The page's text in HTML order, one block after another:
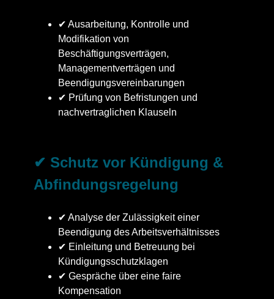
✔ Ausarbeitung, Kontrolle und
Modifikation von
Beschäftigungsverträgen,
Managementverträgen und
Beendigungsvereinbarungen
✔ Prüfung von Befristungen und
nachvertraglichen Klauseln
✔ Schutz vor Kündigung &
Abfindungsregelung
✔ Analyse der Zulässigkeit einer
Beendigung des Arbeitsverhältnisses
✔ Einleitung und Betreuung bei
Kündigungsschutzklagen
✔ Gespräche über eine faire
Kompensation